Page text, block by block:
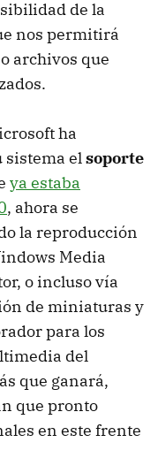
de la
nos permitirá
archivos que
ha
elsoporte
ya estaba
, ahora se
la reproducción
Media
o incluso vía
de miniaturas y
para los
del
que ganará,
que pronto
en este frente